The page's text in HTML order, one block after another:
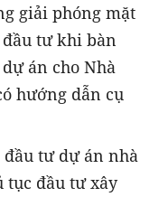
giải phóng mặt
tư khi bàn
án cho Nhà
hướng dẫn cụ
tư dự án nhà
tục đầu tư xây